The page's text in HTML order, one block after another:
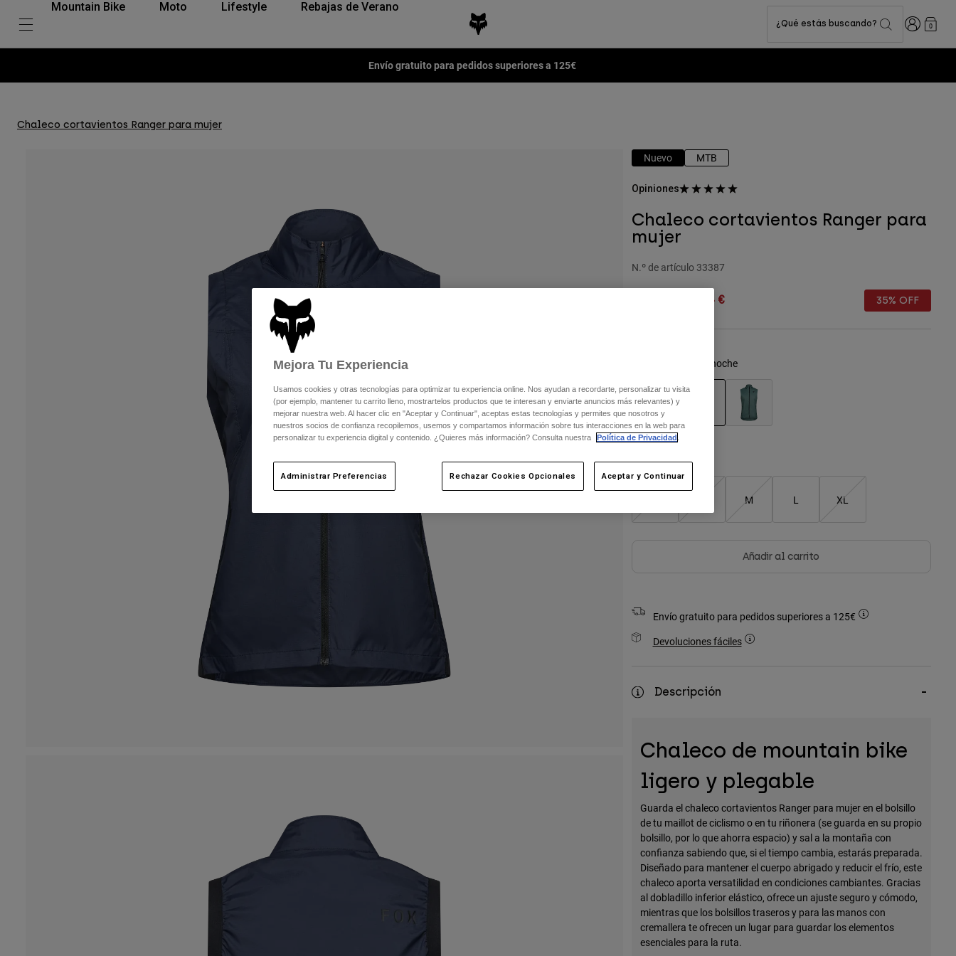
Mountain Bike Moto Lifestyle Rebajas de Verano
¿Qué estás buscando? Iniciar0
Envío gratuito para pedidos superiores a 125€
Chaleco cortavientos Ranger para mujer
Nuevo MTB
Opiniones
Chaleco cortavientos Ranger para
mujer
N.º de artículo 33387
Price reduced from
48,74 € 35% OFF
Azul medianoche
Cuadro de tallas
M L XL
Añadir al carrito
Envío gratuito para pedidos superiores a 125€
Devoluciones fáciles
Descripción
Chaleco de mountain bike
ligero y plegable
Guarda el chaleco cortavientos Ranger para mujer en el bolsillo
de tu maillot de ciclismo o en tu riñonera (se guarda en su propio
bolsillo, por lo que ahorra espacio) y sal a la montaña con
confianza sabiendo que, si el tiempo cambia, estarás preparada.
Diseñado para mantener el cuerpo abrigado y reducir el frío, este
chaleco aporta versatilidad en condiciones cambiantes. Gracias
al dobladillo inferior elástico, ofrece un ajuste seguro y cómodo,
mientras que los bolsillos traseros y para las manos con
cremallera te ofrecen un lugar para guardar los elementos
esenciales para la ruta.
Mejora Tu Experiencia
Usamos cookies y otras tecnologías para optimizar tu experiencia online. Nos ayudan a recordarte, personalizar tu visita
(por ejemplo, mantener tu carrito lleno, mostrartelos productos que te interesan y enviarte anuncios más relevantes) y
mejorar nuestra web. Al hacer clic en "Aceptar y Continuar", aceptas estas tecnologías y permites que nosotros y
nuestros socios de confianza recopilemos, usemos y compartamos información sobre tus interacciones en la web para
personalizar tu experiencia digital y contenido. ¿Quieres más información? Consulta nuestra
Política de Privacidad .
Administrar Preferencias Rechazar Cookies Opcionales Aceptar y Continuar